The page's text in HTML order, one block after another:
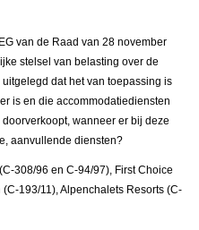
van de Raad van 28 november
stelsel van belasting over de
dat het van toepassing is
is en die accommodatiediensten
wanneer er bij deze
aanvullende diensten?
308/96 en C-94/97), First Choice
193/11), Alpenchalets Resorts (C-